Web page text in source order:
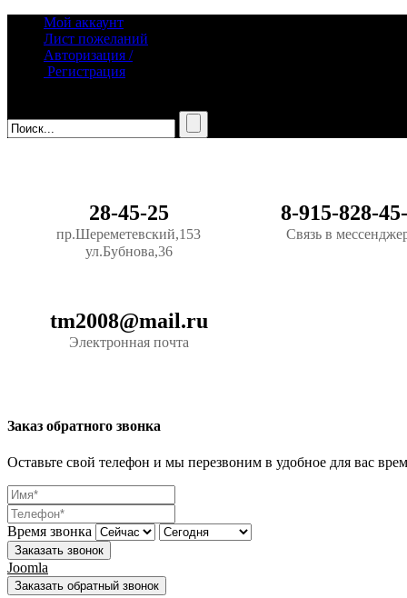
Мой аккаунт
Лист пожеланий
Авторизация /
Регистрация
28-45-25
пр.Шереметевский,153
ул.Бубнова,36
8-915-828-
Связь в
tm2008@mail.ru
Электронная почта
Заказ обратного звонка
Оставьте свой телефон и мы перезвоним в удобное для вас
Время звонка
Заказать звонок
Joomla
Заказать обратный звонок